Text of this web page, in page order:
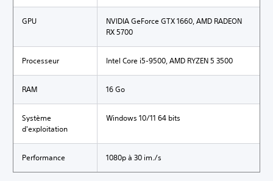
GPU
NVIDIA GeForce GTX 1660, AMD RADEON
RX 5700
Processeur Intel Core i5-9500, AMD RYZEN 5 3500
RAM 16 Go
Système
d'exploitation
Windows 10/11 64 bits
Performance 1080p à 30 im./s